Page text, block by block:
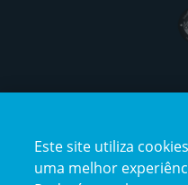
Este site utiliza
uma melhor